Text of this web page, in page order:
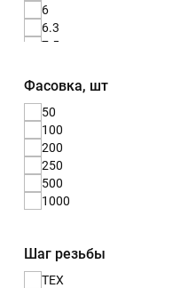
6
6.3
7.5
Фасовка, шт
50
100
200
250
500
1000
Шаг резьбы
TEX